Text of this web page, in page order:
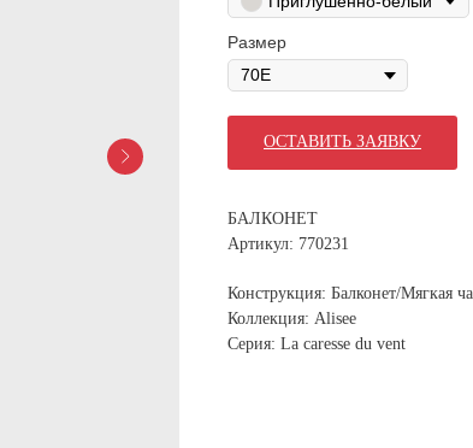
Размер
ОСТАВИТЬ ЗАЯВКУ
БАЛКОНЕТ
Артикул: 770231
Конструкция: Балконет/Мягкая
Коллекция: Alisee
Серия: La caresse du vent